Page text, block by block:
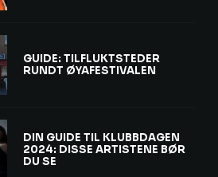
GUIDE: TILFLUKTSTEDER
RUNDT ØYAFESTIVALEN
DIN GUIDE TIL KLUBBDAGEN
2024: DISSE ARTISTENE BØR
DU SE